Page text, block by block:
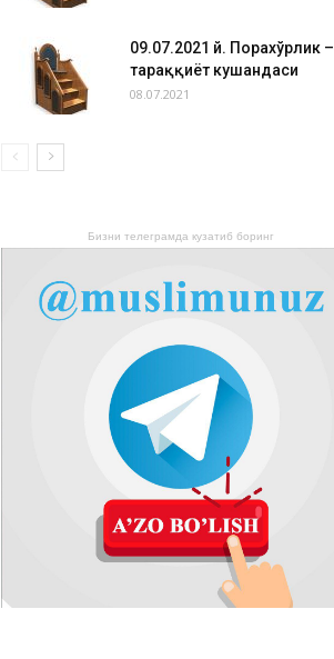
09.07.2021 й. Порахўрлик –
тараққиёт кушандаси
08.07.2021
Бизни телеграмда кузатиб боринг